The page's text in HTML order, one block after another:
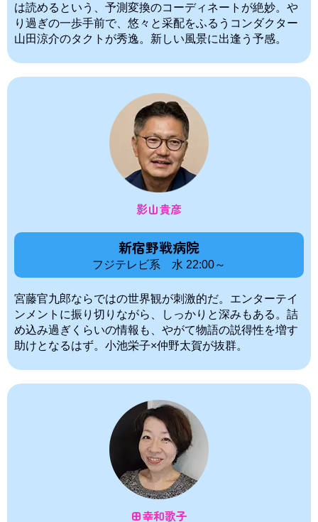
は読めるという、予測変換のコーディネートが絶妙。や
り過ぎの一歩手前で、悠々と采配をふるうコンダクター
山田涼介のタクトが秀逸。新しい風景に出逢う予感。
影山貴彦
新宿野戦病院
フジテレビ系 水 22:00～
宮藤官九郎ならではの世界観が刺激的だ。エンターテイ
ンメントに振り切りながら、しっかりと深みもある。詰
め込み過ぎくらいの情報も、やがて物語の説得性を増す
助けとなるはず。小池栄子×仲野太賀が抜群。
田幸和歌子